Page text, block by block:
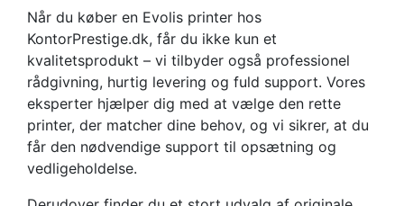
Når du køber en Evolis printer hos
KontorPrestige.dk, får du ikke kun et
kvalitetsprodukt – vi tilbyder også professionel
rådgivning, hurtig levering og fuld support. Vores
eksperter hjælper dig med at vælge den rette
printer, der matcher dine behov, og vi sikrer, at du
får den nødvendige support til opsætning og
vedligeholdelse.